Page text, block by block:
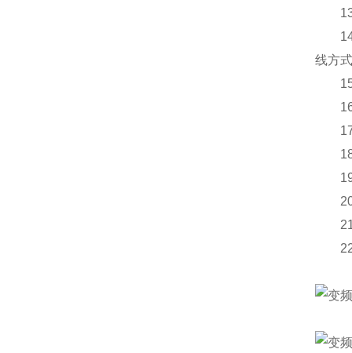
13
14、
线方
15
16
17
18
19
20
21
22